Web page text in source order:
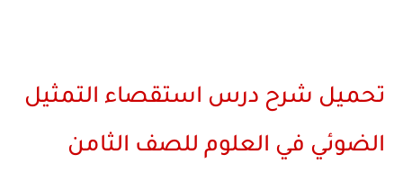
تحميل شرح درس استقصاء التمثيل
الضوئي في العلوم للصف الثامن